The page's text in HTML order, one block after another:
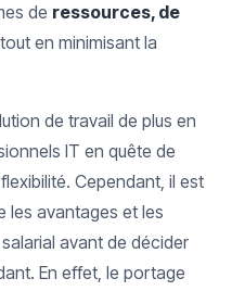
de ressources, de
en minimisant la
de travail de plus en
IT en quête de
Cependant, il est
les avantages et les
avant de décider
En effet, le portage